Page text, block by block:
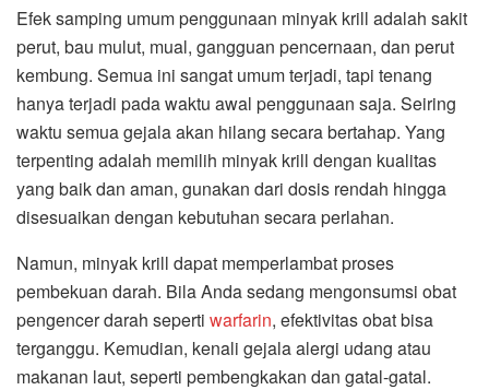
Efek samping umum penggunaan minyak krill adalah sakit
perut, bau mulut, mual, gangguan pencernaan, dan perut
kembung. Semua ini sangat umum terjadi, tapi tenang
hanya terjadi pada waktu awal penggunaan saja. Seiring
waktu semua gejala akan hilang secara bertahap. Yang
terpenting adalah memilih minyak krill dengan kualitas
yang baik dan aman, gunakan dari dosis rendah hingga
disesuaikan dengan kebutuhan secara perlahan.
Namun, minyak krill dapat memperlambat proses
pembekuan darah. Bila Anda sedang mengonsumsi obat
pengencer darah seperti warfarin, efektivitas obat bisa
terganggu. Kemudian, kenali gejala alergi udang atau
makanan laut, seperti pembengkakan dan gatal-gatal.